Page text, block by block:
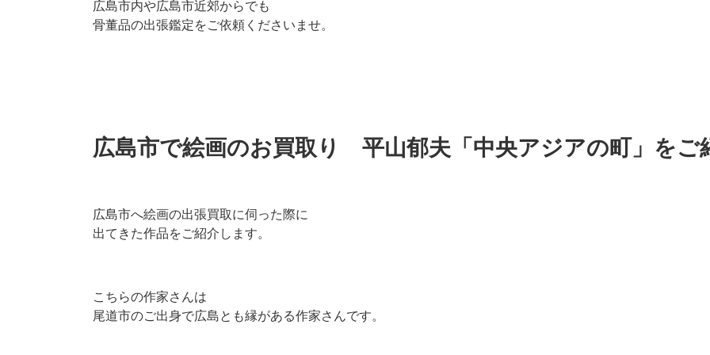
広島市内や広島市近郊からでも
骨董品の出張鑑定をご依頼くださいませ。
広島市で絵画のお買取り 平山郁夫「中央アジアの町」をご
広島市へ絵画の出張買取に伺った際に
出てきた作品をご紹介します。
こちらの作家さんは
尾道市のご出身で広島とも縁がある作家さんです。